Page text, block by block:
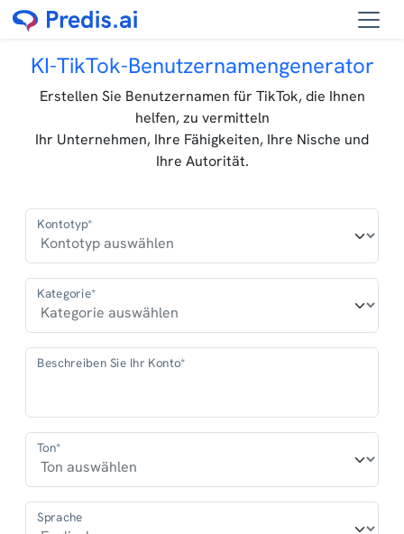
KI-TikTok-Benutzernamengenerator
Erstellen Sie Benutzernamen für TikTok, die Ihnen
helfen, zu vermitteln
Ihr Unternehmen, Ihre Fähigkeiten, Ihre Nische und
Ihre Autorität.
Kontotyp*
Kategorie*
Beschreiben Sie Ihr Konto*
Ton*
Sprache